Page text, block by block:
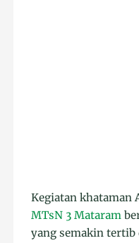
Kegiatan khataman
MTsN 3 Mataram
yang semakin tertib